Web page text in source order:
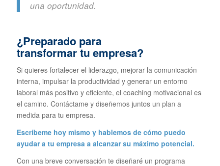
una oportunidad.
¿Preparado para
transformar tu empresa?
Si quieres fortalecer el liderazgo, mejorar la comunicación
interna, impulsar la productividad y generar un entorno
laboral más positivo y eficiente, el coaching motivacional es
el camino. Contáctame y diseñemos juntos un plan a
medida para tu empresa.
Escríbeme hoy mismo y hablemos de cómo puedo
ayudar a tu empresa a alcanzar su máximo potencial.
Con una breve conversación te diseñaré un programa